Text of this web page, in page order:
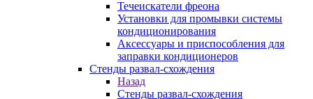
Течеискатели фреона
Установки для промывки системы
кондиционирования
Аксессуары и приспособления для
заправки кондиционеров
Стенды развал-схождения
Назад
Стенды развал-схождения